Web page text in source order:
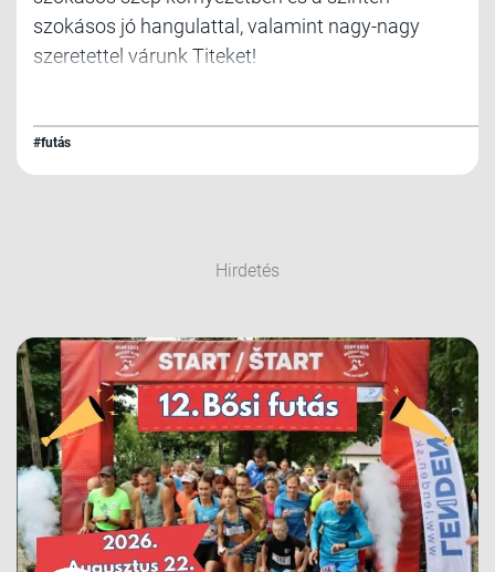
szokásos jó hangulattal, valamint nagy-nagy
szeretettel várunk Titeket!
#futás
Hirdetés